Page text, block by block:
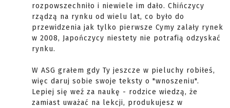
rozpowszechniło i niewiele im dało. Chińczycy
rządzą na rynku od wielu lat, co było do
przewidzenia jak tylko pierwsze Cymy zalały rynek
w 2008, Japończycy niestety nie potrafią odzyskać
rynku.
W ASG grałem gdy Ty jeszcze w pieluchy robiłeś,
więc daruj sobie swoje teksty o "wnoszeniu".
Lepiej się weź za naukę - rodzice wiedzą, że
zamiast uważać na lekcji, produkujesz w